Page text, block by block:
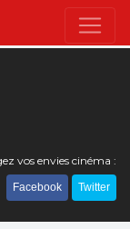
vos envies cinéma :
Facebook Twitter